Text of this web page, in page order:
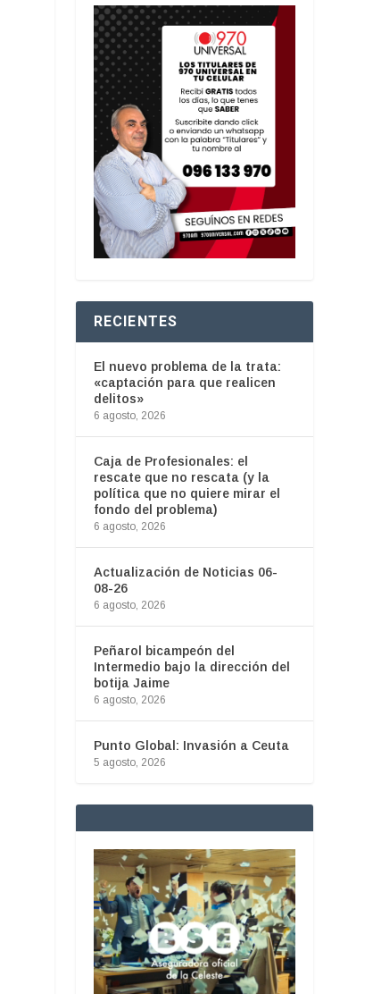
RECIENTES
El nuevo problema de la trata:
«captación para que realicen
delitos»
6 agosto, 2026
Caja de Profesionales: el
rescate que no rescata (y la
política que no quiere mirar el
fondo del problema)
6 agosto, 2026
Actualización de Noticias 06-
08-26
6 agosto, 2026
Peñarol bicampeón del
Intermedio bajo la dirección del
botija Jaime
6 agosto, 2026
Punto Global: Invasión a Ceuta
5 agosto, 2026